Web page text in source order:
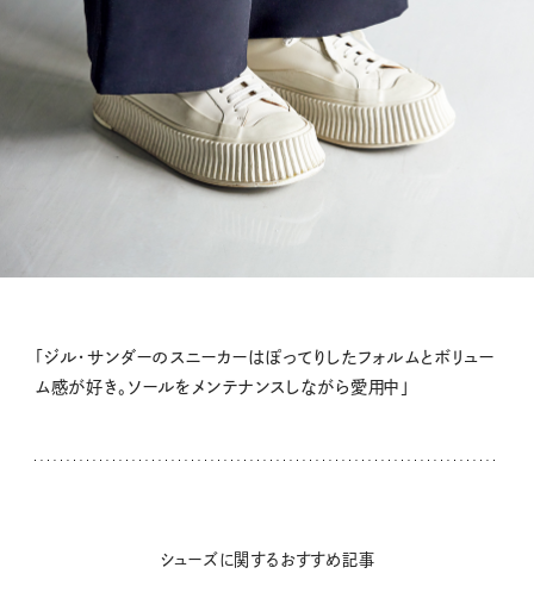
「ジル・サンダーのスニーカーはぽってりしたフォルムとボリュー
ム感が好き。ソールをメンテナンスしながら愛用中」
シューズに関するおすすめ記事